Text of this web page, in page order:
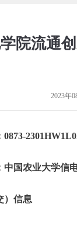
院流通
2023年
中国农业大学信
）信息